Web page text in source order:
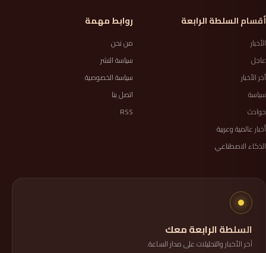
أقسام السلطة الرابعة
الأخبار
عاجل
آخر الأخبار
سياسة
حوادث
أخبار عالمية وعربية
الذكاء الاصطناعي
روابط مهمة
من نحن
سياسة النشر
سياسة الخصوصية
اتصل بنا
RSS
السلطة الرابعة معك
آخر الأخبار والتحليلات على مدار الساعة.